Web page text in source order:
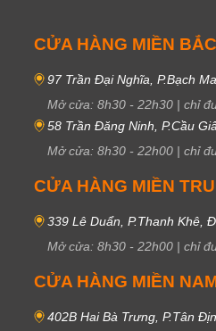
CỬA HÀNG MIỀN BẮC
97 Trần Đại Nghĩa, P.Bạch
Mở cửa: 8h30 - 22h30 | chỉ
58 Trần Đăng Ninh, P.Cầu
Mở cửa: 8h30 - 22h00 | chỉ
CỬA HÀNG MIỀN
339 Lê Duẩn, P.Thanh Khê,
Mở cửa: 8h30 - 22h00 | chỉ
CỬA HÀNG MIỀN
402B Hai Bà Trưng, P.Tân